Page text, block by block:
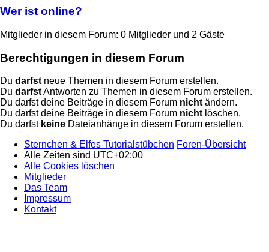
Wer ist online?
Mitglieder in diesem Forum: 0 Mitglieder und 2 Gäste
Berechtigungen in diesem Forum
Du darfstneue Themen in diesem Forum erstellen.
Du darfstAntworten zu Themen in diesem Forum erstellen.
Du darfst deine Beiträge in diesem Forum nichtändern.
Du darfst deine Beiträge in diesem Forum nichtlöschen.
Du darfst keine Dateianhänge in diesem Forum erstellen.
Sternchen & Elfes Tutorialstübchen Foren-Übersicht
Alle Zeiten sind UTC+02:00
Alle Cookies löschen
Mitglieder
Das Team
Impressum
Kontakt